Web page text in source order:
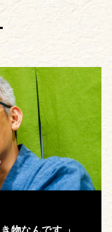
物なんです 」